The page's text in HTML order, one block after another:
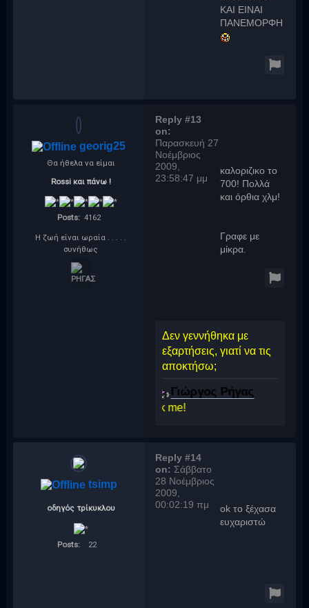
ΚΑΙ ΕΙΝΑΙ
ΠΑΝΕΜΟΡΦΗ
georig25
Θα ήθελα να είμαι
Rossi και πάνω !
Posts: 4162
Η ζωή είναι ωραία . . . . .
συνήθως
Reply #13
on:
Παρασκευή 27
Νοέμβριος
2009,
23:58:47 μμ
καλοριζικο το
700! Πολλά
και όρθια χλμ!
Γραφε με
μίκρα.
Δεν γεννήθηκα με
εξαρτήσεις, γιατί να τις
αποκτήσω;
Γιώργος Ρήγας
tsimp
οδηγός τρίκυκλου
Posts: 22
Reply #14
on: Σάββατο
28 Νοέμβριος
2009,
00:02:19 πμ
ok το ξέχασα
ευχαριστώ